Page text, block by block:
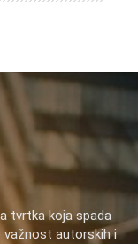
tvrtka koja spada
važnost autorskih i